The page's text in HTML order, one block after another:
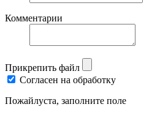
Комментарии
Прикрепить файл
Согласен на обработку
Пожайлуста, заполните поле